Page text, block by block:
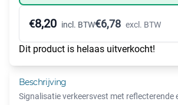
€8,20 incl. BTW€6,78 excl. BTW
Dit product is helaas uitverkocht!
Beschrijving
Signalisatie verkeersvest met reflecterende